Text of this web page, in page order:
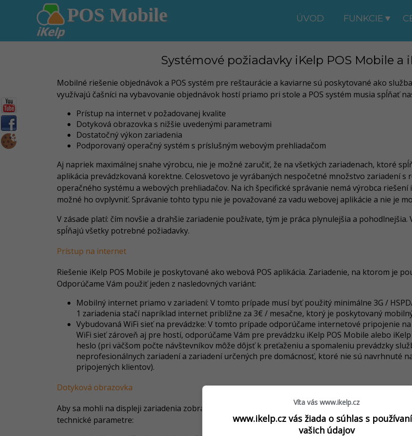
POS Mobile ÚVOD FUNKCIE
Systémové požiadavky iKelp POS Mobile a
Mobilné riešenie objednávok a POS systém pre reštaurácie a kaviarne sú poskytované ako
využívajú čašníci na vybavovanie objednávok hostí priamo pri stole a POS systém musia spĺňať
Prístup na internet v požadovanej kvalite
Dotyková obrazovka s nižšie uvedenými parametrami
Dostatočný výkon zariadenia
Podporovaný operačný systém s príslušným webovým prehliadačom
Aj napriek maximálnej snahe výrobcu, nie je možné zaručiť, že na všetkých zariadenach, ktoré
aplikácia prevádzkovaná korektne. Celosvetovo je vyrábaných nespočetné množstvo zariadení s
operačného systému a webových prehliadačov. Na ich špecifické správanie nemá výrobca riešení
možné ho ovplyvniť. Správanie tohto typu nie je považované za vadu webovej aplikácie a nie je
V zásade platí: čím novšie a drahšie zariadenie používate, tým je práca plynulejšia a pohodlnejšia.
spĺňajú všetky potrebné požiadavky.
Prístup na internet
Riešenie iKelp POS Mobile je poskytované ako webová POS aplikácia. Zariadenie, na ktorom je
Odporúčame Vám použiť jeden z nasledovných variánt:
Mobilný internet priamo v zariadení: V tomto prípade musí byť použitý minimálne 3G /
1 zariadenia stačí napríklad internet približne za 3€ / mesačne, ktorý je poskytovaný
Vybudovaná WiFi sieť na prevádzke: V tomto prípade odporúčame internetové pripojenie
WiFi sieť zároveň aj pre hostí, odporúčame Vám pre prevádzku iKelp POS Mobile alebo
heslo (pri väčšom počte návštevníkov môže dôjsť k preťaženiu a spomaleniu prevádzky
neprofesionálnych zariadení a zariadení určených pre domácnosť, ktoré nie sú navrhnuté
pripojených klientov).
Dotyková obrazovka
Aby sa mohli na displeji zariadenia zobraziť všetky potrebné prvky aplikácie iKelp POS Mobile
technické parametre:
Víta vás www.ikelp.cz
www.ikelp.cz vás žiada o súhlas s
vašich údajov